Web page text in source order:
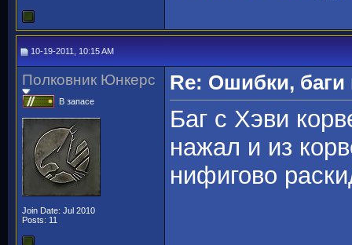
10-19-2011, 10:15 AM
Полковник Юнкерс
В запасе
Join Date: Jul 2010
Posts: 11
Re: Ошибки,
Баг с Хэви
нажал и из
нифигово